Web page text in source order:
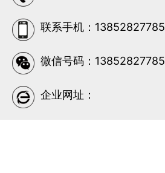
联系手机：13852827785
微信号码：13852827785
企业网址：